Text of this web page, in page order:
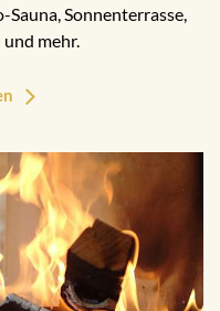
Sonnenterrasse,
mehr.